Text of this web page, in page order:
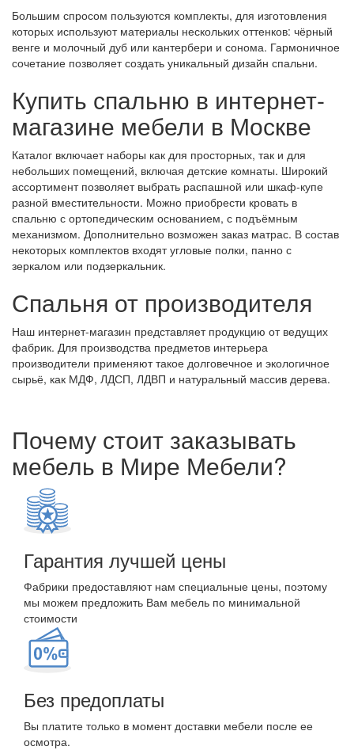
Большим спросом пользуются комплекты, для изготовления
которых используют материалы нескольких оттенков: чёрный
венге и молочный дуб или кантербери и сонома. Гармоничное
сочетание позволяет создать уникальный дизайн спальни.
Купить спальню в интернет-
магазине мебели в Москве
Каталог включает наборы как для просторных, так и для
небольших помещений, включая детские комнаты. Широкий
ассортимент позволяет выбрать распашной или шкаф-купе
разной вместительности. Можно приобрести кровать в
спальню с ортопедическим основанием, с подъёмным
механизмом. Дополнительно возможен заказ матрас. В состав
некоторых комплектов входят угловые полки, панно с
зеркалом или подзеркальник.
Спальня от производителя
Наш интернет-магазин представляет продукцию от ведущих
фабрик. Для производства предметов интерьера
производители применяют такое долговечное и экологичное
сырьё, как МДФ, ЛДСП, ЛДВП и натуральный массив дерева.
Почему стоит заказывать
мебель в Мире Мебели?
Гарантия лучшей цены
Фабрики предоставляют нам специальные цены, поэтому
мы можем предложить Вам мебель по минимальной
стоимости
Без предоплаты
Вы платите только в момент доставки мебели после ее
осмотра.